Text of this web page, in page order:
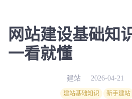
网站建设基础知
一看就懂
建站 2026-04-21
建站基础知识 新手建站